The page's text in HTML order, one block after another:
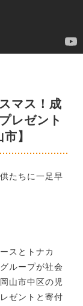
マス！成
レゼント
】
たちに一足早
スとトナカ
ループが社会
山市中区の児
ゼントと寄付